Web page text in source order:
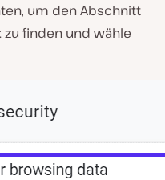
um den Abschnitt
zu finden und wähle